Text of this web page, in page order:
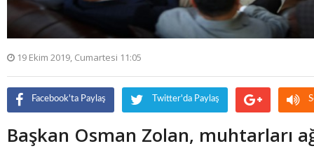
19 Ekim 2019, Cumartesi 11:05
Facebook'ta Paylaş Twitter'da Paylaş
Başkan Osman Zolan, muhtarları